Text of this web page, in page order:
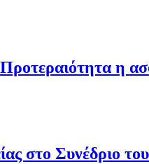
η
στο Συνέδριο